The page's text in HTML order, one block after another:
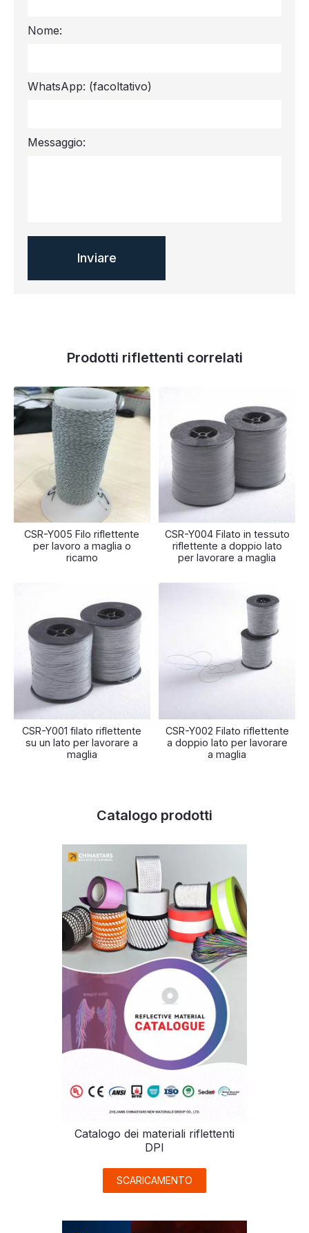
Nome:
WhatsApp: (facoltativo)
Messaggio:
Prodotti riflettenti correlati
CSR-Y005 Filo riflettente
per lavoro a maglia o
ricamo
CSR-Y004 Filato in tessuto
riflettente a doppio lato
per lavorare a maglia
CSR-Y001 filato riflettente
su un lato per lavorare a
maglia
CSR-Y002 Filato riflettente
a doppio lato per lavorare
a maglia
Catalogo prodotti
Catalogo dei materiali riflettenti
DPI
SCARICAMENTO